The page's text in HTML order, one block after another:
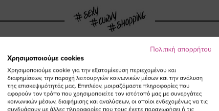
Visit
https://
Visit
https://
Visit
https://
Visit
our
Πολιτική απορρήτου
Χρησιμοποιούμε cookies
Χρησιμοποιούμε cookie για την εξατομίκευση περιεχομένου και
διαφημίσεων, την παροχή λειτουργιών κοινωνικών μέσων και την ανάλυση
της επισκεψιμότητάς μας. Επιπλέον, μοιραζόμαστε πληροφορίες που
αφορούν τον τρόπο που χρησιμοποιείτε τον ιστότοπό μας με συνεργάτες
κοινωνικών μέσων, διαφήμισης και αναλύσεων, οι οποίοι ενδεχομένως να τις
συνδυάσουν με άλλες πληροφορίες που τους έχετε παραχωρήσει ή τις